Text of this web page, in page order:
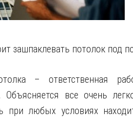
зашпаклевать потолок под
– ответственная
Объясняется все очень
при любых условиях